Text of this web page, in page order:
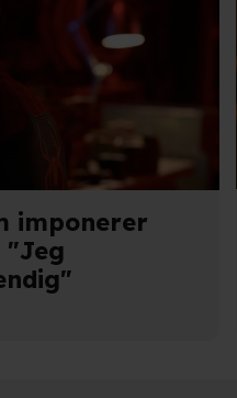
hele websitet.
Vi bruger egne cookies og
funktionalitet, generere
Når vi anvender cookies,
læse mere om vores brug af
imponerer
"Jeg